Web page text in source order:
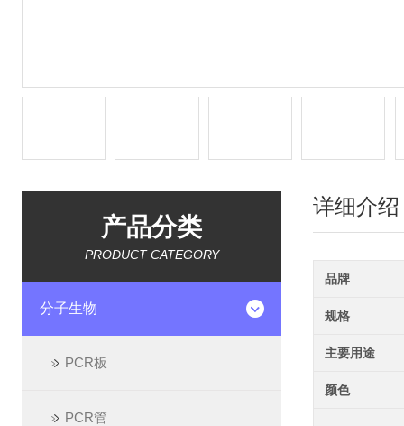
产品分类
PRODUCT CATEGORY
分子生物
PCR板
PCR管
详细介绍
品牌
规格
主要用途
颜色